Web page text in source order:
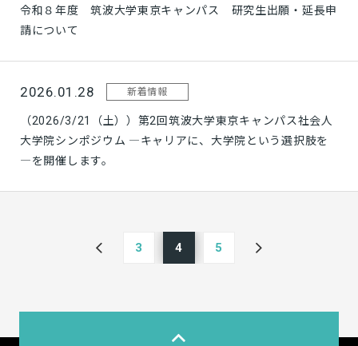
令和８年度 筑波大学東京キャンパス 研究生出願・延長申
請について
2026.01.28 新着情報
（2026/3/21（土））第2回筑波大学東京キャンパス社会人
大学院シンポジウム ―キャリアに、大学院という選択肢を
―を開催します。
3 4 5